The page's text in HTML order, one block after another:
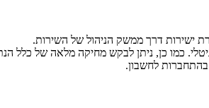
ישירות דרך ממשק הניהול של השירות.
כמו כן, ניתן לבקש מחיקה מלאה של כלל
בהתחברות לחשבון.